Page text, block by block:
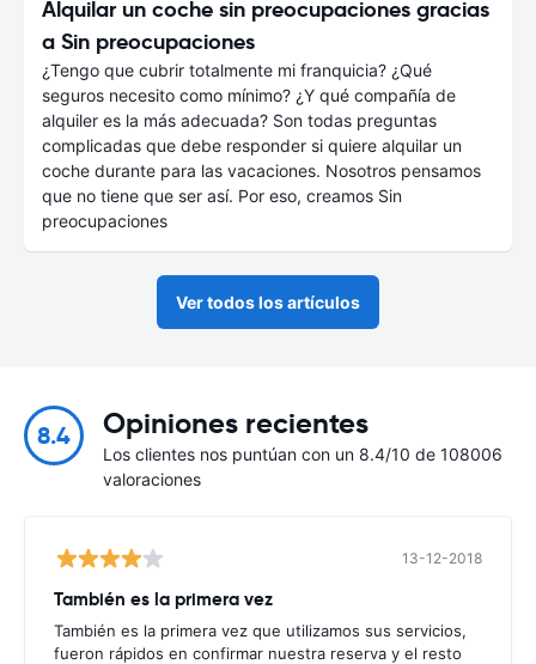
Alquilar un coche sin preocupaciones gracias
a Sin preocupaciones
¿Tengo que cubrir totalmente mi franquicia? ¿Qué
seguros necesito como mínimo? ¿Y qué compañía de
alquiler es la más adecuada? Son todas preguntas
complicadas que debe responder si quiere alquilar un
coche durante para las vacaciones. Nosotros pensamos
que no tiene que ser así. Por eso, creamos Sin
preocupaciones
Ver todos los artículos
8.4 Opiniones recientes
Los clientes nos puntúan con un 8.4/10 de 108006
valoraciones
13-12-2018
También es la primera vez
También es la primera vez que utilizamos sus servicios,
fueron rápidos en confirmar nuestra reserva y el resto